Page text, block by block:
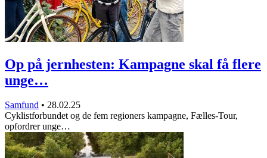
Op på jernhesten: Kampagne skal få flere
unge…
Samfund • 28.02.25
Cyklistforbundet og de fem regioners kampagne, Fælles-Tour,
opfordrer unge…